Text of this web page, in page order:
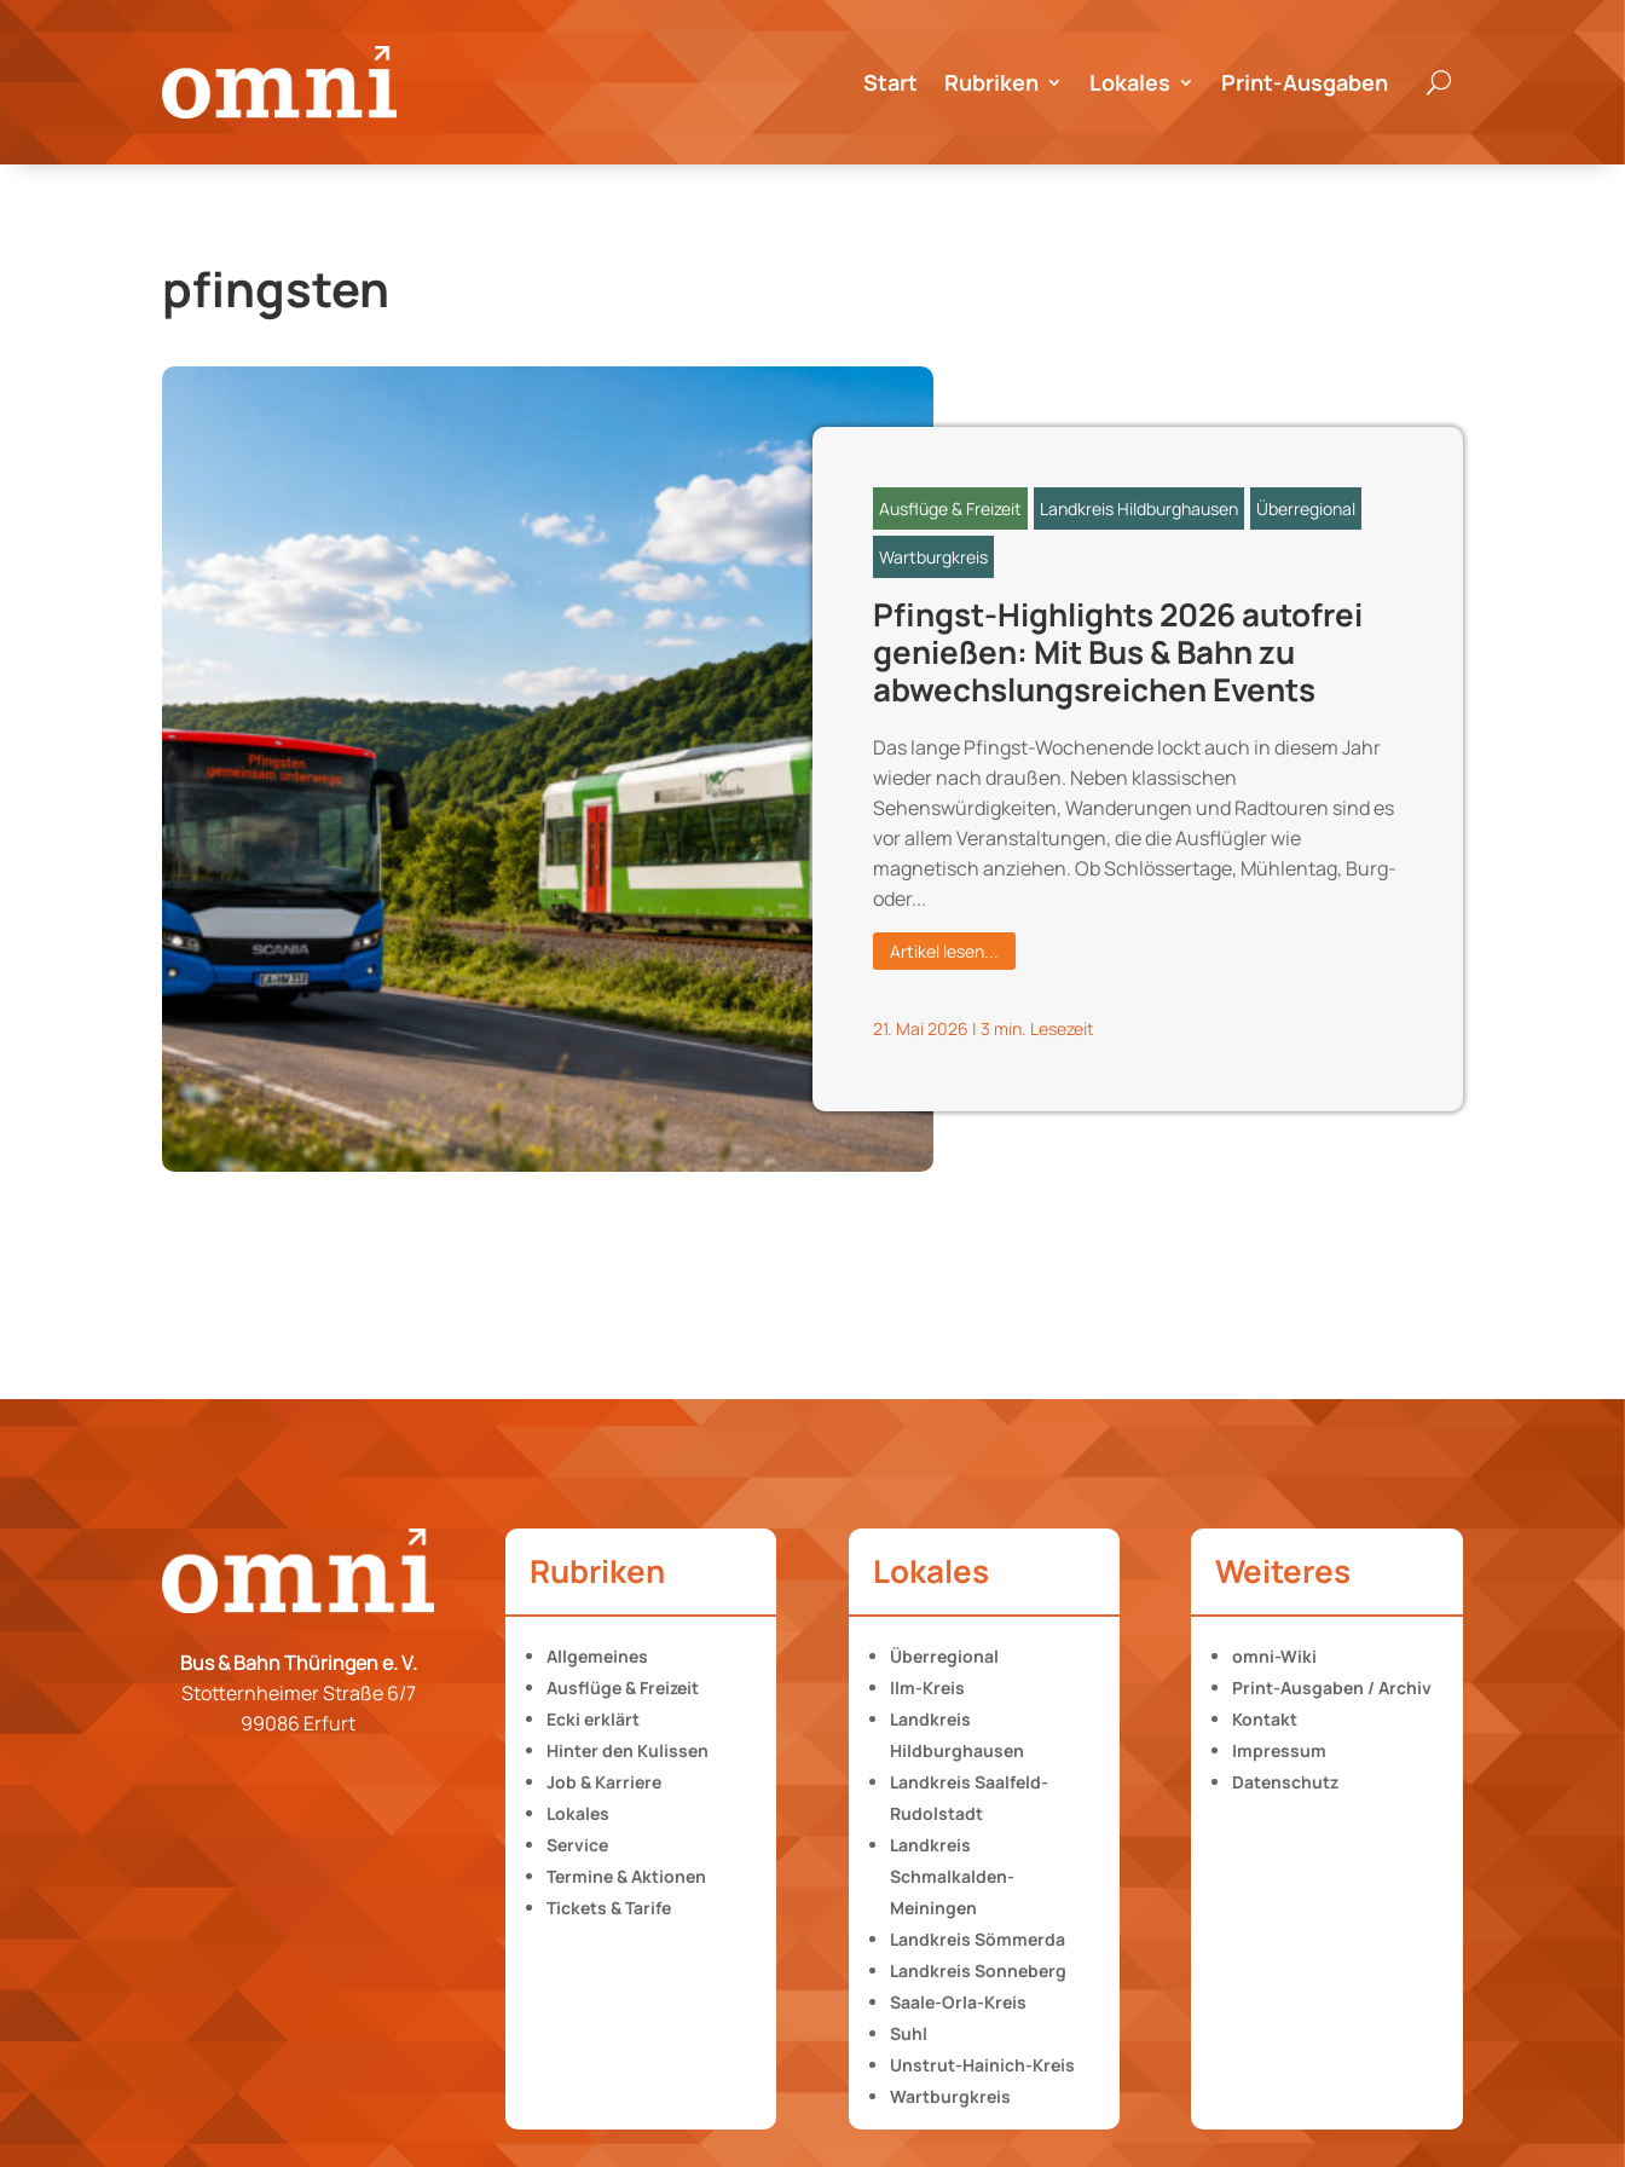
Start Rubriken Lokales Print-Ausgaben U
pfingsten
Ausflüge & Freizeit Landkreis Hildburghausen Überregional
Wartburgkreis
Pfingst-Highlights 2026 autofrei
genießen: Mit Bus & Bahn zu
abwechslungsreichen Events
Das lange Pfingst-Wochenende lockt auch in diesem Jahr
wieder nach draußen. Neben klassischen
Sehenswürdigkeiten, Wanderungen und Radtouren sind es
vor allem Veranstaltungen, die die Ausflügler wie
magnetisch anziehen. Ob Schlössertage, Mühlentag, Burg-
oder...
Artikel lesen...
21. Mai 2026 | 3 min. Lesezeit
Bus & Bahn Thüringen e. V.
Stotternheimer Straße 6/7
99086 Erfurt
Rubriken
Allgemeines
Ausflüge & Freizeit
Ecki erklärt
Hinter den Kulissen
Job & Karriere
Lokales
Service
Termine & Aktionen
Tickets & Tarife
Lokales
Überregional
Ilm-Kreis
Landkreis
Hildburghausen
Landkreis Saalfeld-
Rudolstadt
Landkreis
Schmalkalden-
Meiningen
Landkreis Sömmerda
Landkreis Sonneberg
Saale-Orla-Kreis
Suhl
Unstrut-Hainich-Kreis
Wartburgkreis
Weiteres
omni-Wiki
Print-Ausgaben / Archiv
Kontakt
Impressum
Datenschutz